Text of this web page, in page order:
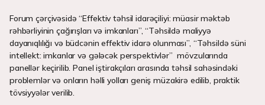
Forum çərçivəsidə “Effektiv təhsil idarəçiliyi: müasir məktəb
rəhbərliyinin çağırışları və imkanları”, “Təhsildə maliyyə
dayanıqlılığı və büdcənin effektiv idarə olunması”, “Təhsildə süni
intellekt: imkanlar və gələcək perspektivlər” mövzularında
panellər keçirilib. Panel iştirakçıları arasında təhsil sahəsindəki
problemlər və onların həlli yolları geniş müzakirə edilib, praktik
tövsiyyələr verilib.